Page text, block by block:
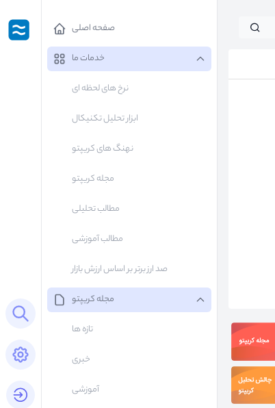
Open search panel
Open settings panel
login button
صفحه اصلی
خدمات ما
نرخ های لحظه ای
ابزار تحلیل تکنیکال
نهنگ های کریپتو
مجله کریپتو
مطالب تحلیلی
مطالب آموزشی
صد ارز برتر بر اساس ارزش بازار
مجله کریپتو
تازه ها
خبری
آموزشی